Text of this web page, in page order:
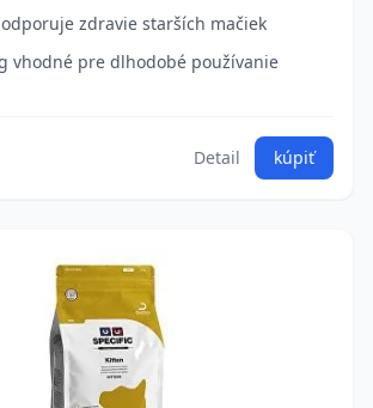
zdravie starších mačiek
vhodné pre dlhodobé používanie
Detail kúpiť